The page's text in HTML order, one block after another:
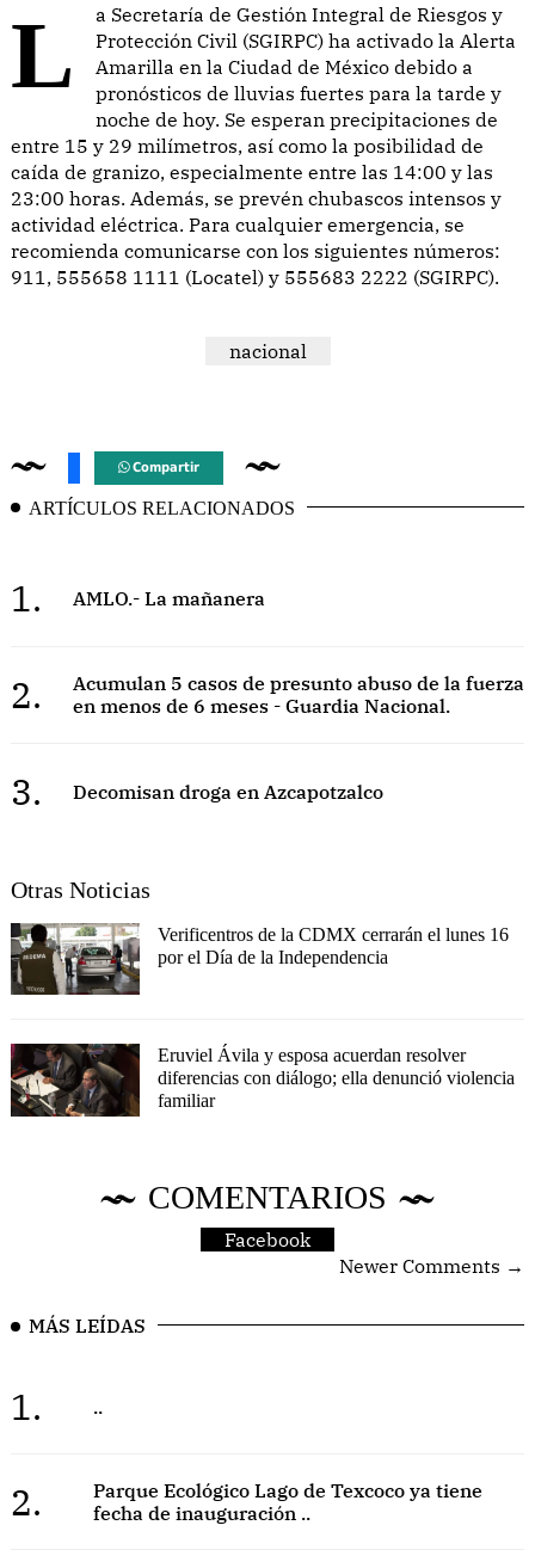
La Secretaría de Gestión Integral de Riesgos y
Protección Civil (SGIRPC) ha activado la Alerta
Amarilla en la Ciudad de México debido a
pronósticos de lluvias fuertes para la tarde y
noche de hoy. Se esperan precipitaciones de
entre 15 y 29 milímetros, así como la posibilidad de
caída de granizo, especialmente entre las 14:00 y las
23:00 horas. Además, se prevén chubascos intensos y
actividad eléctrica. Para cualquier emergencia, se
recomienda comunicarse con los siguientes números:
911, 555658 1111 (Locatel) y 555683 2222 (SGIRPC).
nacional
Compartir
ARTÍCULOS RELACIONADOS
1. AMLO.- La mañanera
2.
Acumulan 5 casos de presunto abuso de la fuerza
en menos de 6 meses - Guardia Nacional.
3. Decomisan droga en Azcapotzalco
Otras Noticias
Verificentros de la CDMX cerrarán el lunes 16
por el Día de la Independencia
Eruviel Ávila y esposa acuerdan resolver
diferencias con diálogo; ella denunció violencia
familiar
COMENTARIOS
Facebook
Newer Comments →
MÁS LEÍDAS
1. ..
2.
Parque Ecológico Lago de Texcoco ya tiene
fecha de inauguración ..